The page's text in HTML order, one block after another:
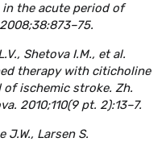
the acute period of
Shetova I.M., et al.
therapy with citicholine
ischemic stroke. Zh.
2010;110(9 pt. 2):13–7.
J.W., Larsen S.